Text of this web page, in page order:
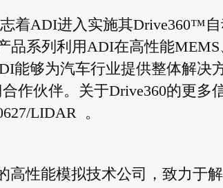
志着ADI进入实施其Drive360™
品系列利用ADI在高性能
能够为汽车行业提供整体解决
作伙伴。关于Drive360的更多
LIDAR。
高性能模拟技术公司，致力于